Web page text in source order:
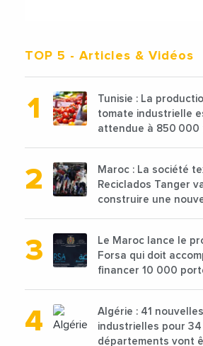
TOP 5 - Articles & Vidéos
Tunisie : La
tomate industrielle
attendue à 850 000
Maroc : La société
Reciclados Tanger
construire une
Le Maroc lance le
Forsa qui doit
financer 10 000
Algérie : 41
industrielles pour 34
départements vont